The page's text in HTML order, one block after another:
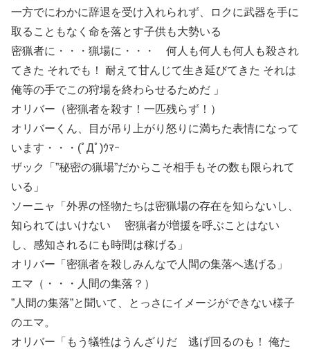
一方でにわかに辞退を受け入れられず、ロクに武器を手に
取ることもなく命を落とす子供も大勢いる
密猟者に・・・猟場に・・・ 何人も何人も何人も殺され
てきた それでも！ 耐えて甘んじて生き延びてきた それは
俺等の手でこの狩場を終わらせるためだ 」
オリバー（密猟者を殺す！一匹残らず！）
オリバーくん、目が吊り上がり怒りに満ちた表情になって
います・・・(ﾟДﾟ)ｳﾏｰ
ザック「”秘密の猟場”だからこそ相手もその数も限られて
いる」
ソーニャ「外界の怪物たちは密猟場の存在を知らないし、
知られてはいけない 密猟者が増援を呼ぶことはない
し、感知されるにも時間は稼げる」
オリバー「密猟者を殺しみんなで人間の集落へ逃げる」
エマ（・・・人間の集落？）
”人間の集落”と聞いて、とっさにイメージができない様子
のエマ。
オリバー「もう犠牲はうんざりだ 逃げ回るのも！ 俺た